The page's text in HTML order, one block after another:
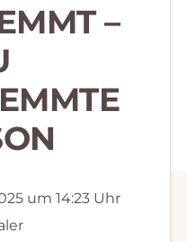
–
um 14:23 Uhr